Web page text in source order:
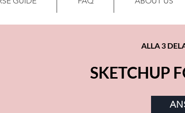
ALLA 3
SKETCHUP